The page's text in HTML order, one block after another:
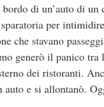
di un’auto di
per
che stavano
generò il panico
dei ristoranti.
auto e si allontanò.